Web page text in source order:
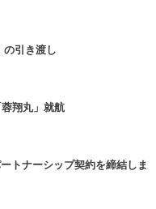
の引き渡し
翔丸」就航
トナーシップ契約を締結しま